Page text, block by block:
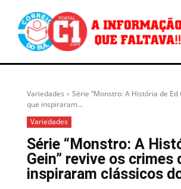
Variedades
Série “Monstro: A História de Ed
que inspiraram...
Variedades
Série “Monstro: A
Gein” revive os crimes
inspiraram clássicos